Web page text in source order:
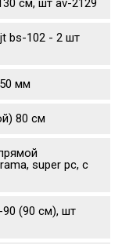
см, шт av-2129
bs-102 - 2 шт
мм
80 см
super pc, с
(90 см), шт